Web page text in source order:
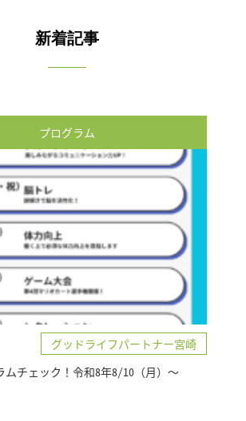
新着記事
プログラム
グッドライフパートナー宮崎
ムチェック！令和8年8/10（月）～